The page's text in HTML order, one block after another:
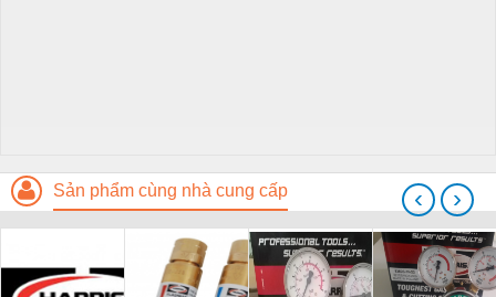
Sản phẩm cùng nhà cung cấp ‹ ›